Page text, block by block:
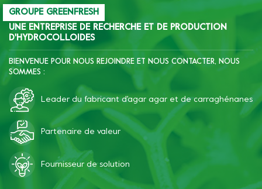
résistance au gel-dégel de
l'amidon.
GROUPE GREENFRESH
UNE ENTREPRISE DE RECHERCHE ET DE PRODUCTION
D'HYDROCOLLOIDES
BIENVENUE POUR NOUS REJOINDRE ET NOUS CONTACTER, NOUS
SOMMES :
Leader du fabricant d'agar agar et de carraghénanes
Partenaire de valeur
Fournisseur de solution